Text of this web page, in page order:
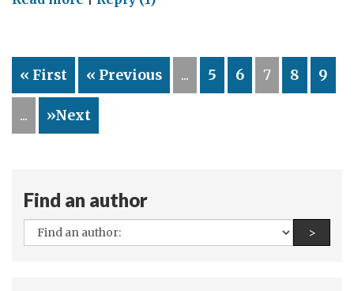
Beşiği
« First « Previous ... 5 6 7 8 9
... »Next
Find an author
All
authors:
>Find